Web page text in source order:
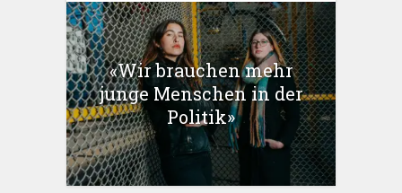
«Wir brauchen mehr
junge Menschen in der
Politik»